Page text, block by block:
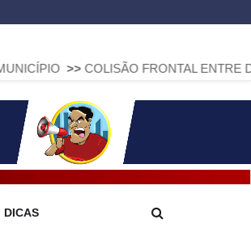
FRONTAL ENTRE DUAS FIAT
DICAS